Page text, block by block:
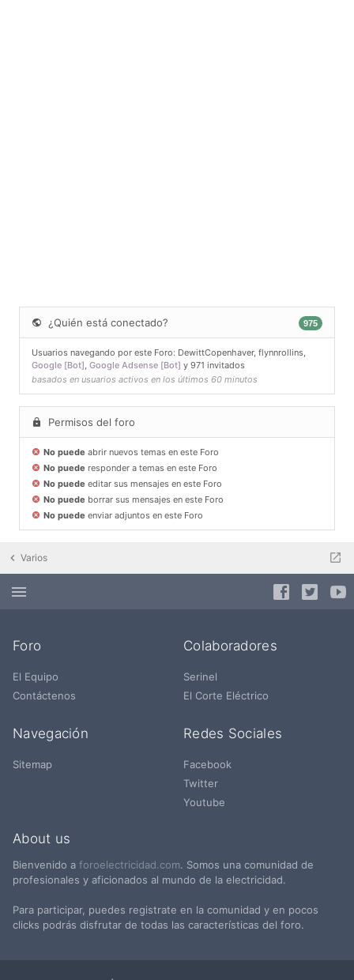
¿Quién está conectado? 975
Usuarios navegando por este Foro: DewittCopenhaver, flynnrollins,
Google [Bot], Google Adsense [Bot] y 971 invitados
basados en usuarios activos en los últimos 60 minutos
Permisos del foro
No puede abrir nuevos temas en este Foro
No puede responder a temas en este Foro
No puede editar sus mensajes en este Foro
No puede borrar sus mensajes en este Foro
No puede enviar adjuntos en este Foro
Varios
Foro
El Equipo
Contáctenos
Colaboradores
Serinel
El Corte Eléctrico
Navegación
Sitemap
Redes Sociales
Facebook
Twitter
Youtube
About us
Bienvenido a foroelectricidad.com. Somos una comunidad de
profesionales y aficionados al mundo de la electricidad.
Para participar, puedes registrate en la comunidad y en pocos
clicks podrás disfrutar de todas las características del foro.